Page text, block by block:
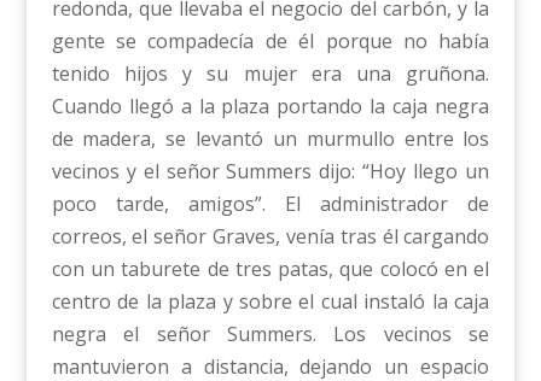
redonda, que llevaba el negocio del carbón, y la
gente se compadecía de él porque no había
tenido hijos y su mujer era una gruñona.
Cuando llegó a la plaza portando la caja negra
de madera, se levantó un murmullo entre los
vecinos y el señor Summers dijo: “Hoy llego un
poco tarde, amigos”. El administrador de
correos, el señor Graves, venía tras él cargando
con un taburete de tres patas, que colocó en el
centro de la plaza y sobre el cual instaló la caja
negra el señor Summers. Los vecinos se
mantuvieron a distancia, dejando un espacio